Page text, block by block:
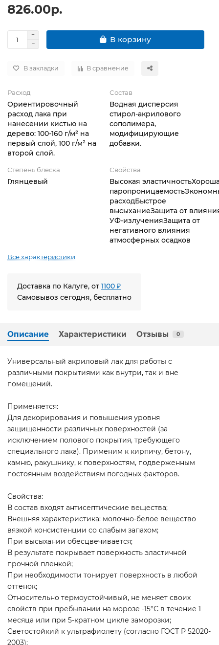
826.00р.
В корзину
В закладки В сравнение
Расход
Ориентировочный
расход лака при
нанесении кистью на
дерево: 100-160 г/м² на
первый слой, 100 г/м² на
второй слой.
Состав
Водная дисперсия
стирол-акрилового
сополимера,
модифицирующие
добавки.
Степень блеска
Глянцевый
Свойства
Высокая
расходБыстрое
высыханиеЗащита от
УФ-излученияЗащита от
негативного влияния
атмосферных осадков
Все характеристики
Доставка по Калуге, от 1100 ₽
Самовывоз сегодня, бесплатно
Описание Характеристики Отзывы 0
Универсальный акриловый лак для работы с
различными покрытиями как внутри, так и вне
помещений.
Применяется:
Для декорирования и повышения уровня
защищенности различных поверхностей (за
исключением полового покрытия, требующего
специального лака). Применим к кирпичу, бетону,
камню, ракушнику, к поверхностям, подверженным
постоянным воздействиям погодных факторов.
Свойства:
В состав входят антисептические вещества;
Внешняя характеристика: молочно-белое вещество
вязкой консистенции со слабым запахом;
При высыхании обесцвечивается;
В результате покрывает поверхность эластичной
прочной пленкой;
При необходимости тонирует поверхность в любой
оттенок;
Относительно термоустойчивый, не меняет своих
свойств при пребывании на морозе -15°С в течение 1
месяца или при 5-кратном цикле заморозки;
Светостойкий к ультрафиолету (согласно ГОСТ Р 52020-
2003);